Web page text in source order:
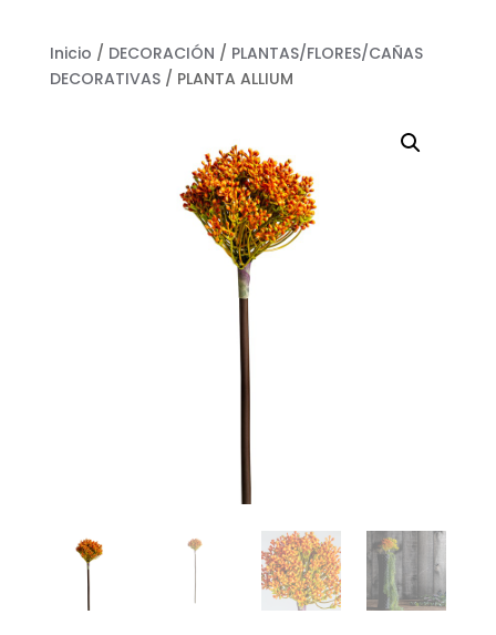
Inicio / DECORACIÓN / PLANTAS/FLORES/CAÑAS
DECORATIVAS/ PLANTA ALLIUM